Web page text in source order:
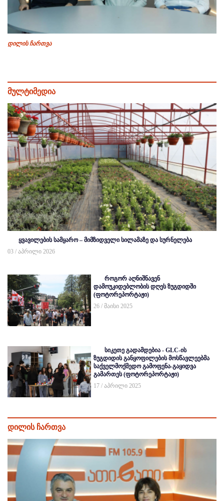
დილის ჩართვა
მულტიმედია
ყვავილების სამყარო – მიმზიდველი სილამაზე და სურნელება
03 / აპრილი 2026
როგორ აღნიშნავენ
დამოუკიდებლობის დღეს ზუგდიდში
(ფოტორეპორტაჟი)
26 / მაისი 2025
სიკეთე გადამდებია - GLC-ის
ზუგდიდის განყოფილების მოსწავლეებმა
საქველმოქმედო გამოფენა-გაყიდვა
გამართეს (ფოტორეპორტაჟი)
17 / აპრილი 2025
დილის ჩართვა